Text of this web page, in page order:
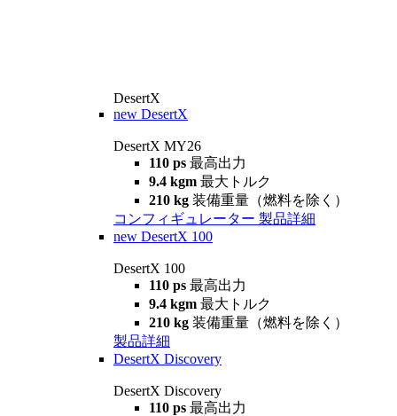
DesertX
new DesertX
DesertX MY26
110 ps 最高出力
9.4 kgm 最大トルク
210 kg 装備重量（燃料を除く）
コンフィギュレーター 製品詳細
new DesertX 100
DesertX 100
110 ps 最高出力
9.4 kgm 最大トルク
210 kg 装備重量（燃料を除く）
製品詳細
DesertX Discovery
DesertX Discovery
110 ps 最高出力